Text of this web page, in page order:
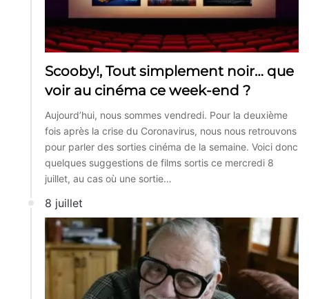
Scooby!, Tout simplement noir… que
voir au cinéma ce week-end ?
Aujourd’hui, nous sommes vendredi. Pour la deuxième
fois après la crise du Coronavirus, nous nous retrouvons
pour parler des sorties cinéma de la semaine. Voici donc
quelques suggestions de films sortis ce mercredi 8
juillet, au cas où une sortie…
8 juillet